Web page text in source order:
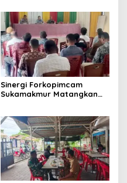
Sinergi Forkopimcam
Sukamakmur Matangkan
Jadi Kunci Sukses